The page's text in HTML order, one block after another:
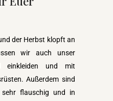
der Herbst klopft an
wir auch unser
einkleiden und mit
Außerdem sind
sehr flauschig und in